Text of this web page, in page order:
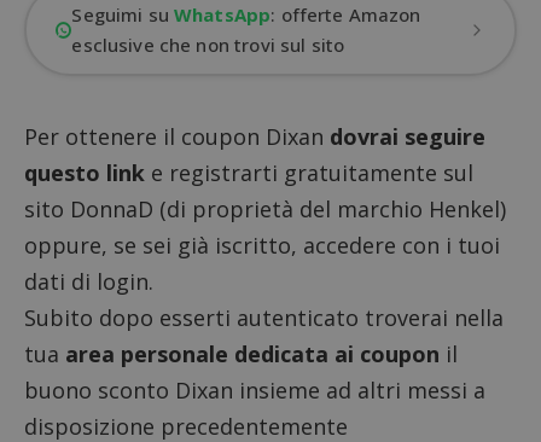
Seguimi suWhatsApp: offerte Amazon
esclusive che non trovi sul sito
Per ottenere il coupon Dixan dovrai seguire
questo link e registrarti gratuitamente sul
sito DonnaD (di proprietà del marchio Henkel)
oppure, se sei già iscritto, accedere con i tuoi
dati di login.
Subito dopo esserti autenticato troverai nella
tua area personale dedicata ai coupon il
buono sconto Dixan insieme ad altri messi a
disposizione precedentemente